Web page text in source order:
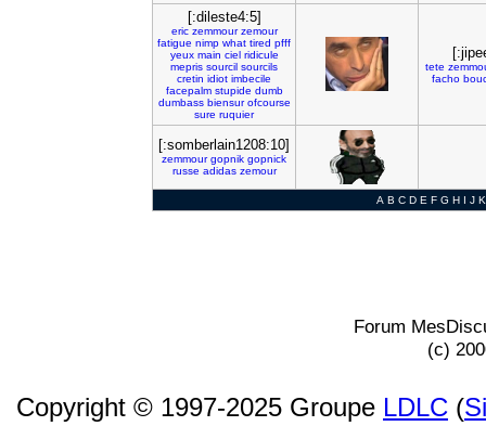
[:dileste4:5]
eric zemmour zemour
fatigue nimp what tired pfff
yeux main ciel ridicule
mepris sourcil sourcils
cretin idiot imbecile
facepalm stupide dumb
dumbass biensur ofcourse
sure ruquier
tete
facho
[:somberlain1208:10]
zemmour gopnik gopnick
russe adidas zemour
A B C D E F G H I J K
Forum
(c)
Copyright © 1997-2025 Groupe LDLC (